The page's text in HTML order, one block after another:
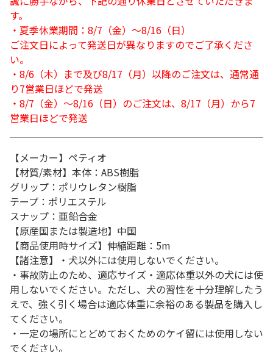
す。
・夏季休業期間：8/7（金）～8/16（日）
ご注文日によって発送日が異なりますのでご了承くださ
い。
・8/6（木）まで及び8/17（月）以降のご注文は、通常通
り7営業日ほどで発送
・8/7（金）～8/16（日）のご注文は、8/17（月）から7
営業日ほどで発送
【メーカー】ペティオ
【材質/素材】本体：ABS樹脂
グリップ：ポリウレタン樹脂
テープ：ポリエステル
スナップ：亜鉛合金
【原産国または製造地】中国
【商品使用時サイズ】伸縮距離：5m
【諸注意】・犬以外には使用しないでください。
・事故防止のため、適応サイズ・適応体重以外の犬には使
用しないでください。ただし、犬の習性を十分理解したう
えで、強く引く場合は適応体重に余裕のある製品を購入し
てください。
・一定の場所にとどめておくためのケイ留には使用しない
でください。